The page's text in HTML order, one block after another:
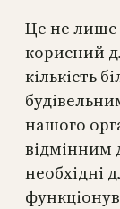
Це не лише
корисний
кількість
нашого
відмінним
необхідні